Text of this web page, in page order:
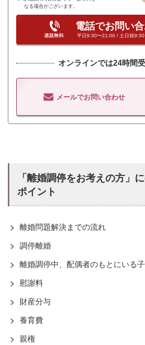
なる場合がございます。
電話でお問い
平日9:30〜21:00 / 土日祝
オンラインでは24時間
メールでお問い合わせ
「離婚調停をお考えの方」
ポイント
離婚問題解決までの流れ
調停離婚
離婚調停中、配偶者のもとにいる
慰謝料
財産分与
養育費
親権